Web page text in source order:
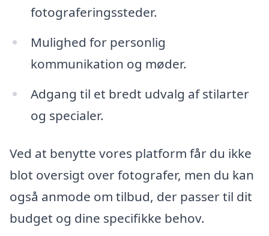
fotograferingssteder.
Mulighed for personlig
kommunikation og møder.
Adgang til et bredt udvalg af stilarter
og specialer.
Ved at benytte vores platform får du ikke
blot oversigt over fotografer, men du kan
også anmode om tilbud, der passer til dit
budget og dine specifikke behov.